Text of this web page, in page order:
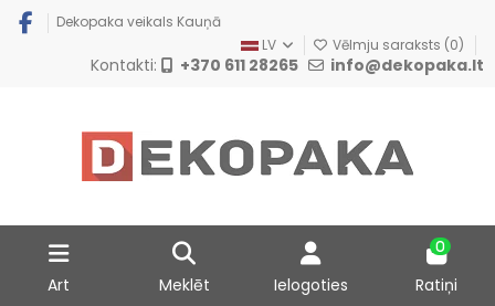
Dekopaka veikals Kauņā
LV
Vēlmju saraksts (0)
Kontakti: +370 611 28265 info@dekopaka.lt
Art Meklēt Ielogoties
0
Ratiņi